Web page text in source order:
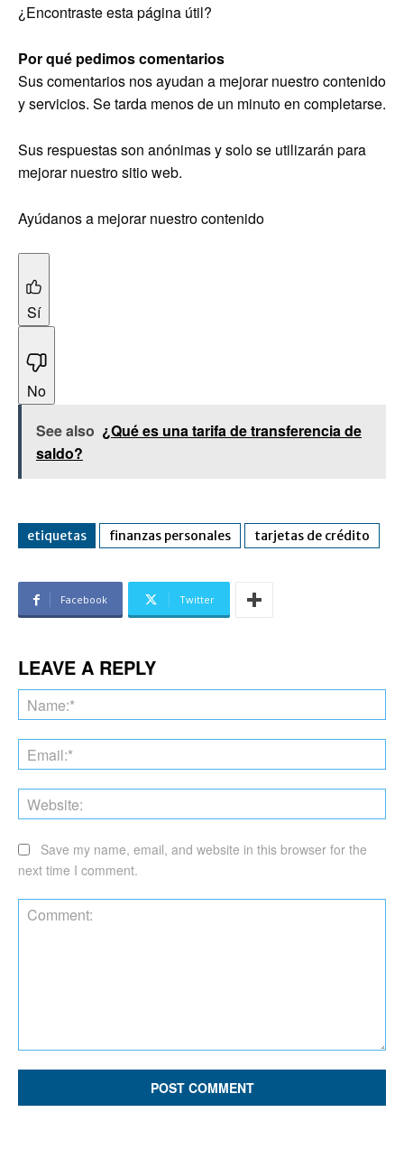
¿Encontraste esta página útil?
Por qué pedimos comentarios
Sus comentarios nos ayudan a mejorar nuestro contenido
y servicios. Se tarda menos de un minuto en completarse.
Sus respuestas son anónimas y solo se utilizarán para
mejorar nuestro sitio web.
Ayúdanos a mejorar nuestro contenido
Sí
No
See also ¿Qué es una tarifa de transferencia de
saldo?
etiquetas finanzas personales tarjetas de crédito
Facebook Twitter
LEAVE A REPLY
Save my name, email, and website in this browser for the
next time I comment.